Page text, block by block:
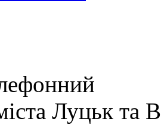
Луцьк та